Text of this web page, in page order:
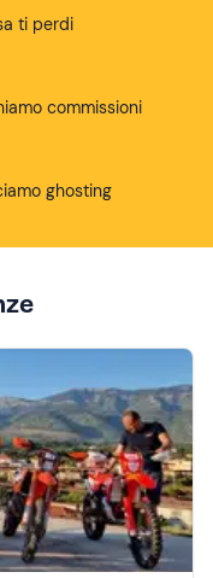
ti perdi
commissioni
ghosting